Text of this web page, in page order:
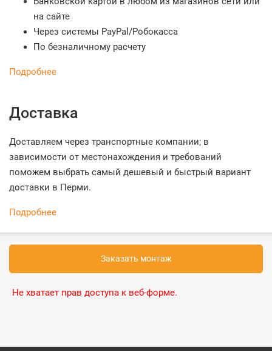
на сайте
Через системы PayPal/Робокасса
По безналичному расчету
Подробнее
Доставка
Доставляем через транспортные компании; в
зависимости от местонахождения и требований
поможем выбрать самый дешевый и быстрый вариант
доставки в Перми.
Подробнее
Заказать монтаж
Не хватает прав доступа к веб-форме.